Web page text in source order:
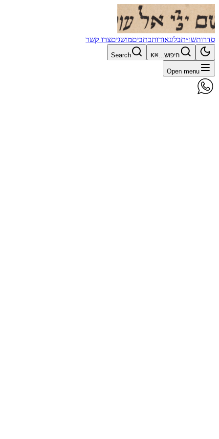
סדרותשו״תבלוגאודותכתביםמושגיםצרו קשר
חיפוש...⌘K
Search
Open menu